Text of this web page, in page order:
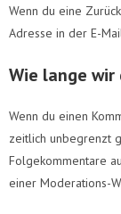
Wenn du eine
Adresse in der E-
Wie lange wir
Wenn du einen
zeitlich unbegrenzt
Folgekommentare
einer Moderations-